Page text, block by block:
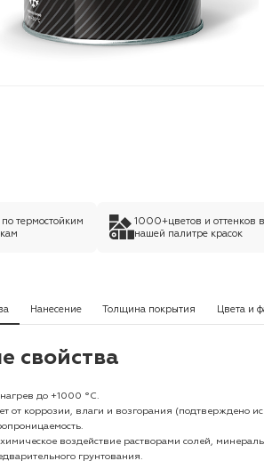
термостойким
1000+цветов и оттенков в
нашей палитре красок
Нанесение Толщина покрытия Цвета и
свойства
до +1000 °C.
от коррозии, влаги и возгорания
воздействие растворами солей,
грунтования.